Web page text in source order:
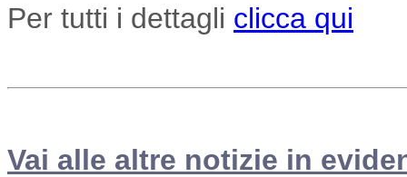
Per tutti i dettagli clicca qui
Vai alle altre notizie in